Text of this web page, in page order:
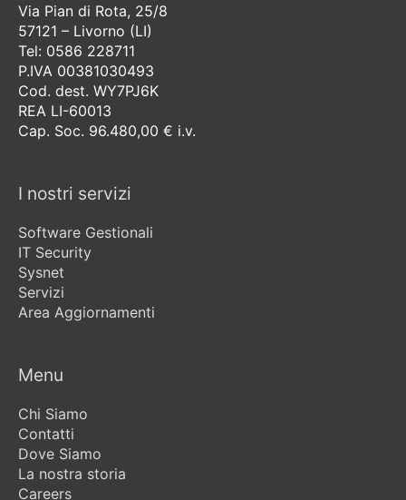
Via Pian di Rota, 25/8
57121 – Livorno (LI)
Tel: 0586 228711
P.IVA 00381030493
Cod. dest. WY7PJ6K
REA LI-60013
Cap. Soc. 96.480,00 € i.v.
I nostri servizi
Software Gestionali
IT Security
Sysnet
Servizi
Area Aggiornamenti
Menu
Chi Siamo
Contatti
Dove Siamo
La nostra storia
Careers